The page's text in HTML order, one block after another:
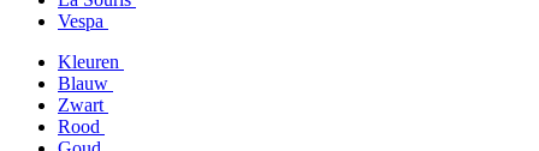
Vespa
Kleuren
Blauw
Zwart
Rood